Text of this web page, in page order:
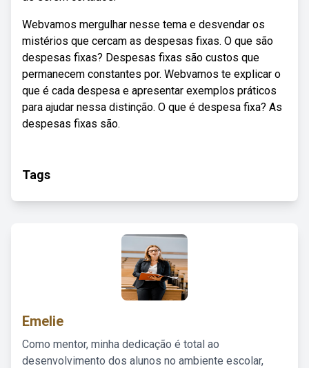
Webvamos mergulhar nesse tema e desvendar os
mistérios que cercam as despesas fixas. O que são
despesas fixas? Despesas fixas são custos que
permanecem constantes por. Webvamos te explicar o
que é cada despesa e apresentar exemplos práticos
para ajudar nessa distinção. O que é despesa fixa? As
despesas fixas são.
Tags
Emelie
Como mentor, minha dedicação é total ao
desenvolvimento dos alunos no ambiente escolar,